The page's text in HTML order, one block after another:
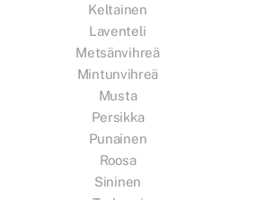
Keltainen
Laventeli
Metsänvihreä
Mintunvihreä
Musta
Persikka
Punainen
Roosa
Sininen